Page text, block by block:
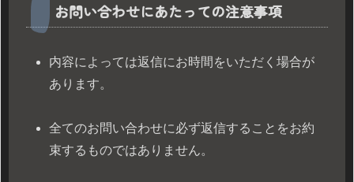
お問い合わせにあたっての注意事項
内容によっては返信にお時間をいただく場合が
あります。
全てのお問い合わせに必ず返信することをお約
束するものではありません。